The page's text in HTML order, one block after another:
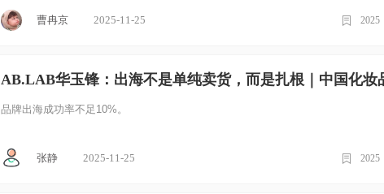
2025
曹冉京 2025-11-25
AB.LAB华玉锋：出海不是单纯卖货，而是扎根｜中国化妆
品牌出海成功率不足10%。
2025
张静 2025-11-25